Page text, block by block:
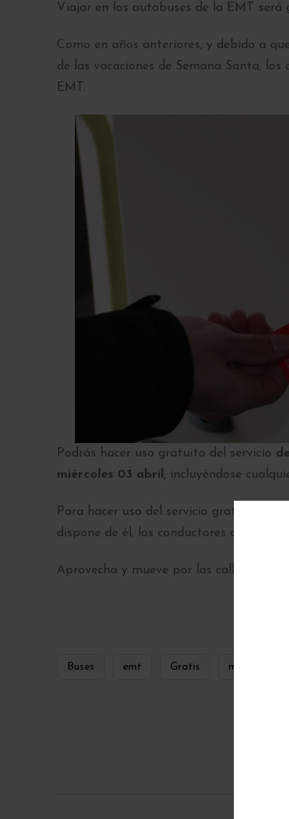
Viajar en los autobuses de la EMT
Como en años anteriores, y debido a
de las vacaciones de Semana Santa, los
EMT.
Podrás hacer uso gratuito del servicio
miércoles 03 abril, incluyéndose
Para hacer uso del servicio gratuito, los
dispone de él, los conductores de los
Aprovecha y mueve por las calles de
Buses emt Gratis madrid